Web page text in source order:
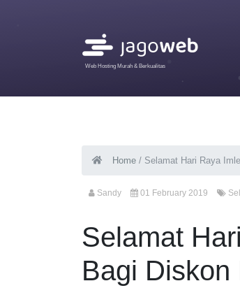
Web Hosting Murah & Berkualitas
Home / Selamat Hari Raya
Sandy 01 February 2019
Selamat
Bagi